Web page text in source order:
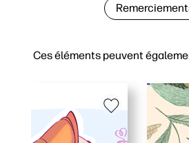
Ces éléments peuvent